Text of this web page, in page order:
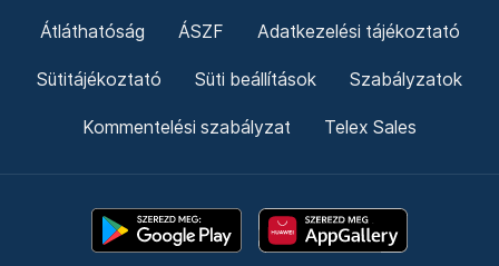
Átláthatóság ÁSZF Adatkezelési tájékoztató
Sütitájékoztató Süti beállítások Szabályzatok
Kommentelési szabályzat Telex Sales